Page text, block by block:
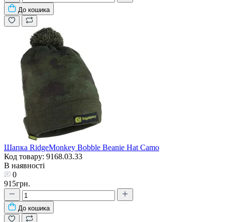
До кошика
Шапка RidgeMonkey Bobble Beanie Hat Camo
Код товару: 9168.03.33
В наявності
0
915грн.
До кошика